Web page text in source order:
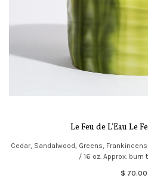
Le Feu de L'Eau Le
Cedar, Sandalwood, Greens,
/ 16 oz. Approx. burn
$ 70.00